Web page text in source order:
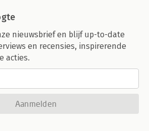
nieuwsbrief en blijf up-to-date
en recensies, inspirerende
acties.
Aanmelden